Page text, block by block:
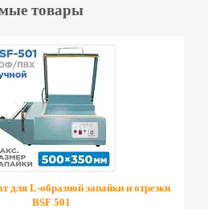
товары
для L-образной запайки и отрезки
BSF 501